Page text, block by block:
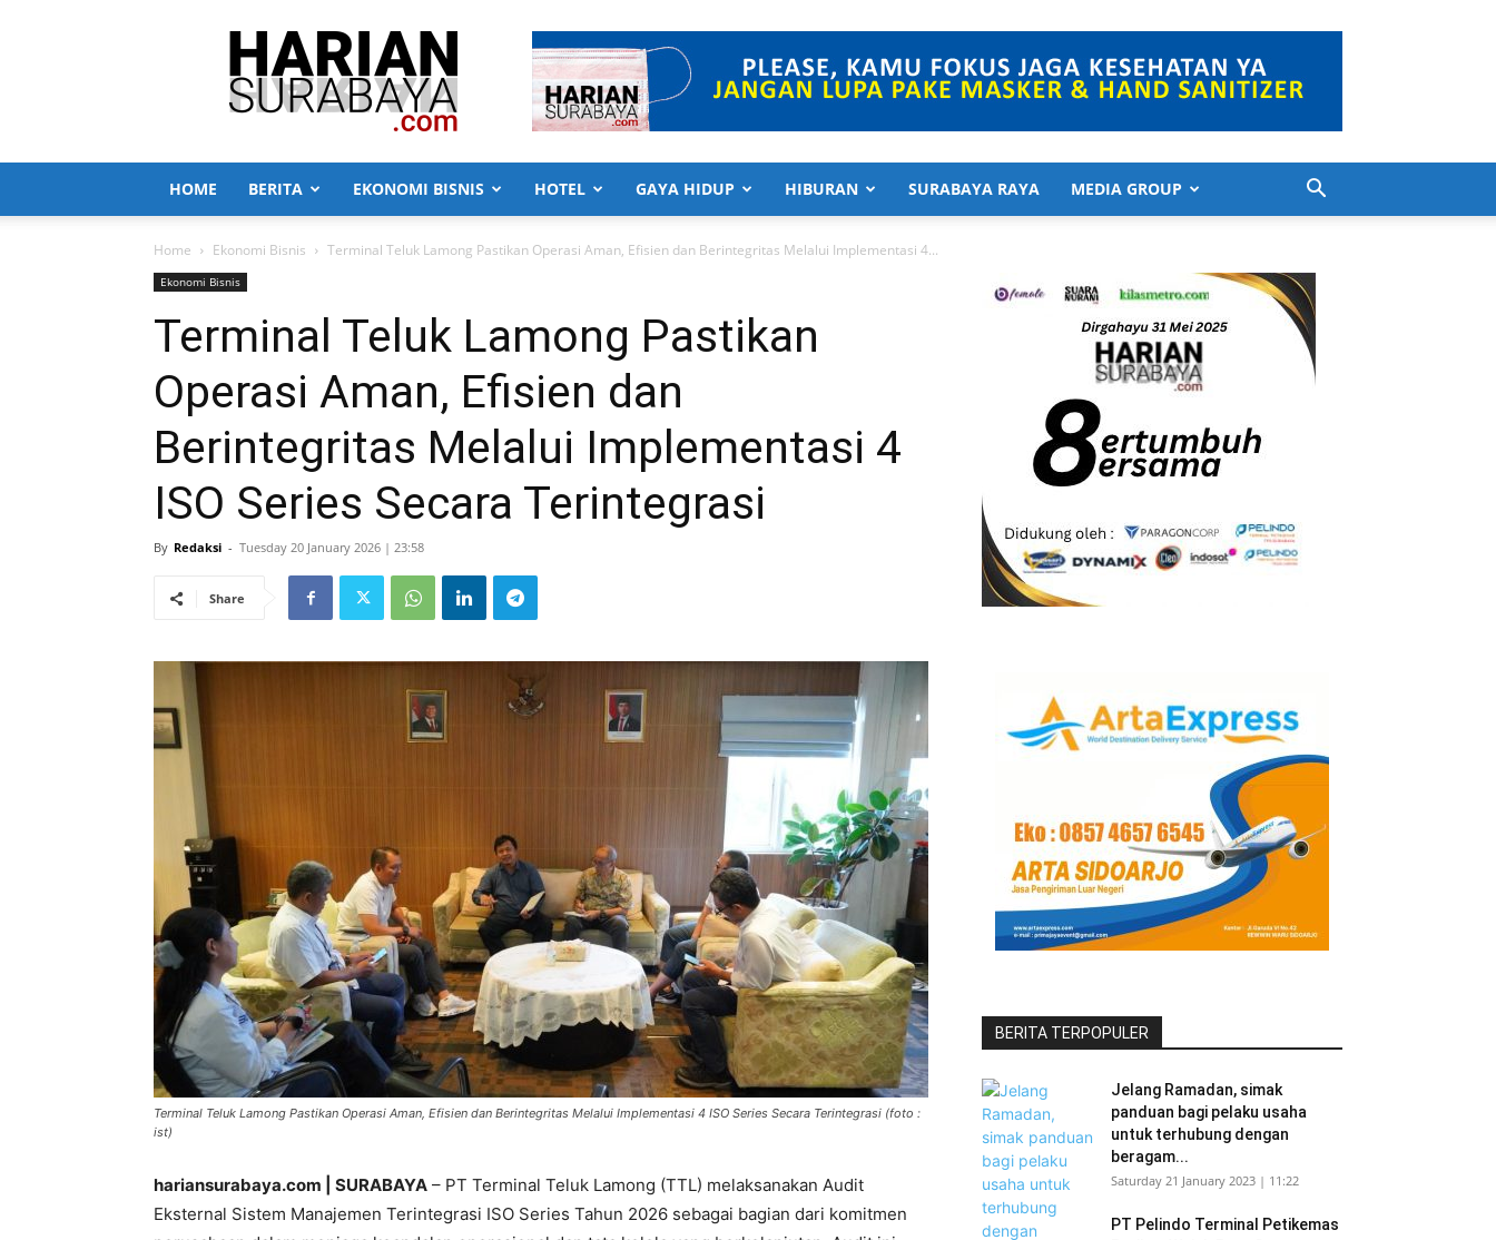
Harian
Surabaya
HOME BERITA EKONOMI BISNIS HOTEL GAYA HIDUP HIBURAN SURABAYA RAYA MEDIA GROUP
Home Ekonomi Bisnis Terminal Teluk Lamong Pastikan Operasi Aman, Efisien dan Berintegritas Melalui Implementasi 4...
Ekonomi Bisnis
Terminal Teluk Lamong Pastikan
Operasi Aman, Efisien dan
Berintegritas Melalui Implementasi 4
ISO Series Secara Terintegrasi
By Redaksi - Tuesday 20 January 2026 | 23:58
Share
Terminal Teluk Lamong Pastikan Operasi Aman, Efisien dan Berintegritas Melalui Implementasi 4 ISO Series Secara Terintegrasi (foto :
ist)
hariansurabaya.com | SURABAYA – PT Terminal Teluk Lamong (TTL) melaksanakan Audit
Eksternal Sistem Manajemen Terintegrasi ISO Series Tahun 2026 sebagai bagian dari komitmen
BERITA TERPOPULER
Jelang Ramadan, simak
panduan bagi pelaku usaha
untuk terhubung dengan
beragam...
Saturday 21 January 2023 | 11:22
PT Pelindo Terminal Petikemas